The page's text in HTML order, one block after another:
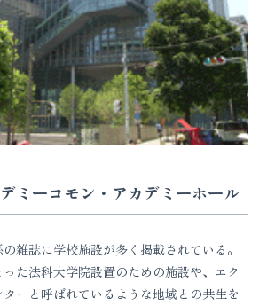
ミーコモン・アカデミーホール
雑誌に学校施設が多く掲載されている。
た法科大学院設置のための施設や、エク
ーと呼ばれているような地域との共生を